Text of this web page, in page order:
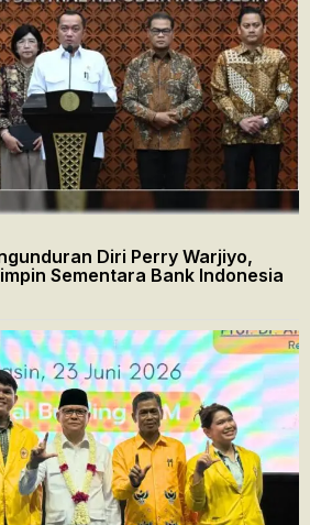
Diri Perry Warjiyo,
Sementara Bank Indonesia